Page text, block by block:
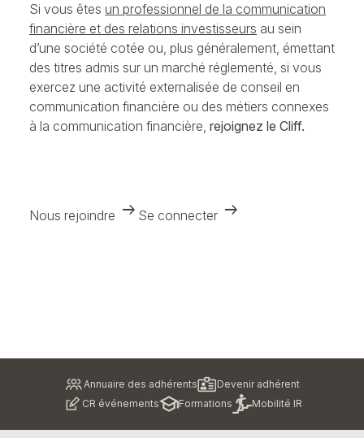
Si vous êtes un professionnel de la communication
financière et des relations investisseurs au sein
d’une société cotée ou, plus généralement, émettant
des titres admis sur un marché réglementé, si vous
exercez une activité externalisée de conseil en
communication financière ou des métiers connexes
à la communication financière, rejoignez le Cliff.
Nous rejoindre arrow_right_alt Se connecter arrow_right_alt
Annuaire des adhérents
Devenir adhérent
CR événements
Formations Mobilité IR